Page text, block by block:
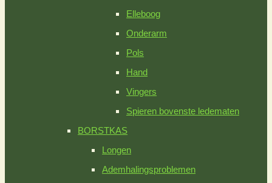
Elleboog
Onderarm
Pols
Hand
Vingers
Spieren bovenste ledematen
BORSTKAS
Longen
Ademhalingsproblemen